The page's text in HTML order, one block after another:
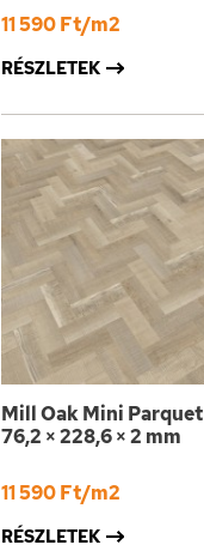
11 590 Ft/m2
RÉSZLETEK
Mill Oak Mini Parquet
76,2 × 228,6 × 2 mm
11 590 Ft/m2
RÉSZLETEK